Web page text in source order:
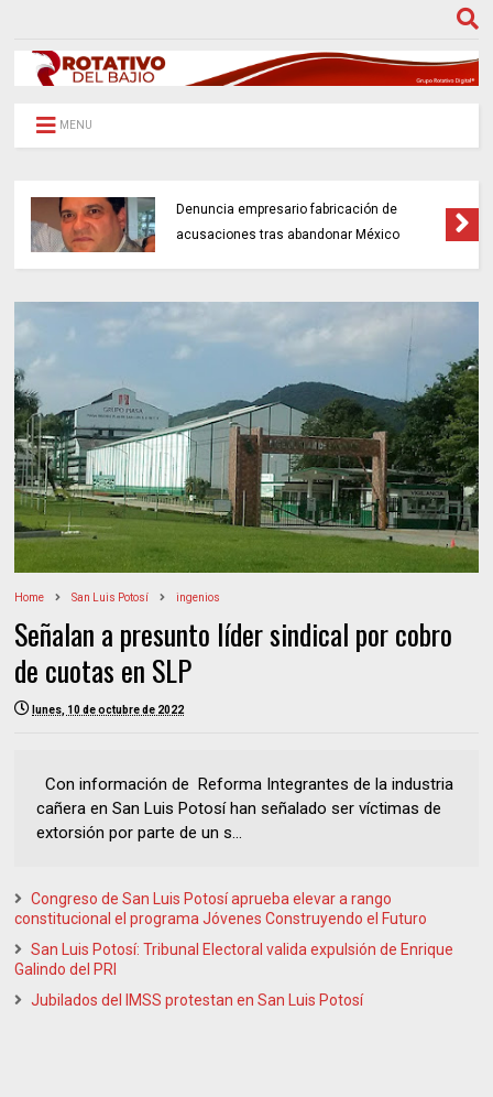
MENU
Denuncia empresario fabricación de
acusaciones tras abandonar México
Home San Luis Potosí ingenios
Señalan a presunto líder sindical por cobro
de cuotas en SLP
lunes, 10 de octubre de 2022
Con información de Reforma Integrantes de la industria
cañera en San Luis Potosí han señalado ser víctimas de
extorsión por parte de un s...
Congreso de San Luis Potosí aprueba elevar a rango
constitucional el programa Jóvenes Construyendo el Futuro
San Luis Potosí: Tribunal Electoral valida expulsión de Enrique
Galindo del PRI
Jubilados del IMSS protestan en San Luis Potosí